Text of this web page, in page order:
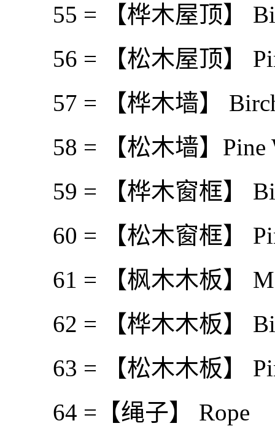
55 = 【桦木屋顶】
56 = 【松木屋顶】
57 = 【桦木墙】
58 = 【松木墙】Pine
59 = 【桦木窗框】
60 = 【松木窗框】
61 = 【枫木木板】
62 = 【桦木木板】
63 = 【松木木板】
64 =【绳子】 Rope